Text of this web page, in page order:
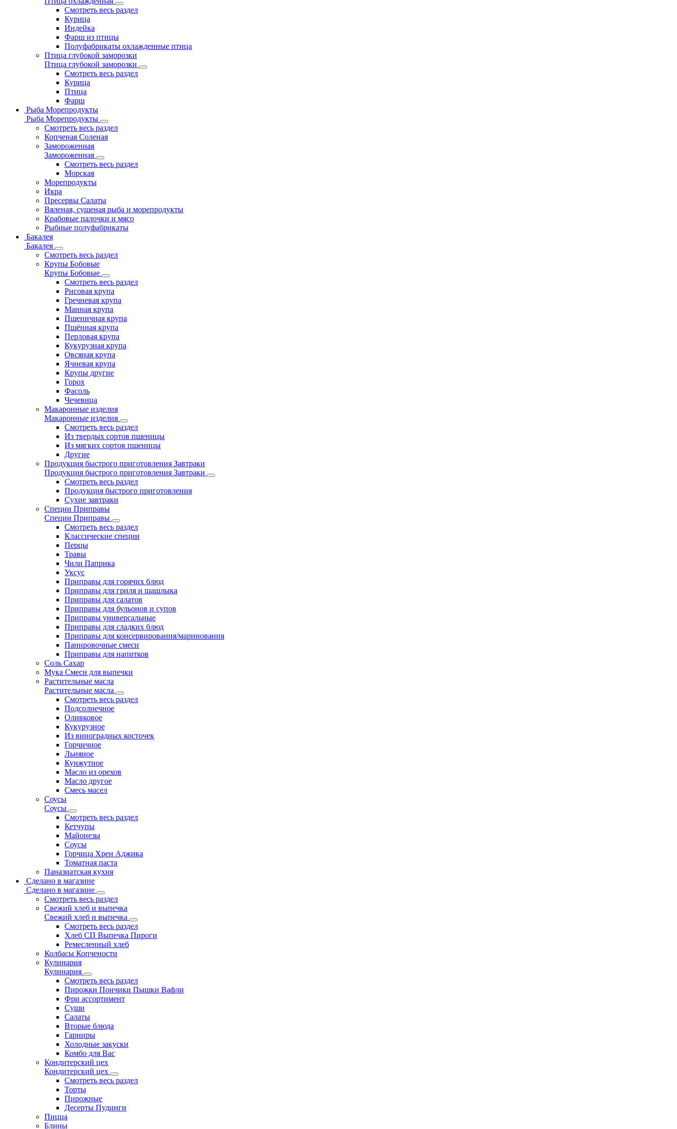
Смотреть весь раздел
Курица
Индейка
Фарш из птицы
Полуфабрикаты охлажденные птица
Птица глубокой заморозки
Птица глубокой заморозки
Смотреть весь раздел
Курица
Птица
Фарш
Рыба Морепродукты
Рыба Морепродукты
Смотреть весь раздел
Копченая Соленая
Замороженная
Замороженная
Смотреть весь раздел
Морская
Морепродукты
Икра
Пресервы Салаты
Вяленая, сушеная рыба и морепродукты
Крабовые палочки и мясо
Рыбные полуфабрикаты
Бакалея
Бакалея
Смотреть весь раздел
Крупы Бобовые
Крупы Бобовые
Смотреть весь раздел
Рисовая крупа
Гречневая крупа
Манная крупа
Пшеничная крупа
Пшённая крупа
Перловая крупа
Кукурузная крупа
Овсяная крупа
Ячневая крупа
Крупы другие
Горох
Фасоль
Чечевица
Макаронные изделия
Макаронные изделия
Смотреть весь раздел
Из твердых сортов пшеницы
Из мягких сортов пшеницы
Другие
Продукция быстрого приготовления Завтраки
Продукция быстрого приготовления Завтраки
Смотреть весь раздел
Продукция быстрого приготовления
Сухие завтраки
Специи Приправы
Специи Приправы
Смотреть весь раздел
Классические специи
Перцы
Травы
Чили Паприка
Уксус
Приправы для горячих блюд
Приправы для гриля и шашлыка
Приправы для салатов
Приправы для бульонов и супов
Приправы универсальные
Приправы для сладких блюд
Приправы для консервирования/маринования
Панировочные смеси
Приправы для напитков
Соль Сахар
Мука Смеси для выпечки
Растительные масла
Растительные масла
Смотреть весь раздел
Подсолнечное
Оливковое
Кукурузное
Из виноградных косточек
Горчичное
Льняное
Кунжутное
Масло из орехов
Масло другое
Смесь масел
Соусы
Соусы
Смотреть весь раздел
Кетчупы
Майонезы
Соусы
Горчица Хрен Аджика
Томатная паста
Паназиатская кухня
Сделано в магазине
Сделано в магазине
Смотреть весь раздел
Свежий хлеб и выпечка
Свежий хлеб и выпечка
Смотреть весь раздел
Хлеб СП Выпечка Пироги
Ремесленный хлеб
Колбасы Копчености
Кулинария
Кулинария
Смотреть весь раздел
Пирожки Пончики Пышки Вафли
Фри ассортимент
Суши
Салаты
Вторые блюда
Гарниры
Холодные закуски
Комбо для Вас
Кондитерский цех
Кондитерский цех
Смотреть весь раздел
Торты
Пирожные
Десерты Пудинги
Пицца
Блины